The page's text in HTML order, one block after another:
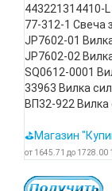
443221314410-L
77-312-1 Свеча
JP7602-01
JP7602-02
SQ0612-0001
33963 Вилка
ВП32-922 Вилка
⛳Магазин
от 1645.71 до 1728.00 1